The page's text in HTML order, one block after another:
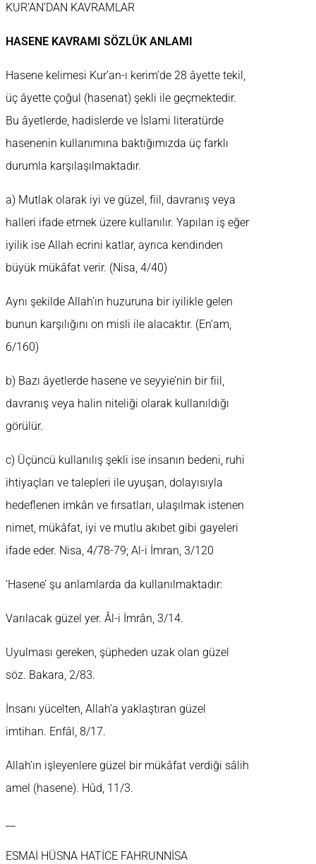
KUR’AN’DAN KAVRAMLAR
HASENE KAVRAMI SÖZLÜK ANLAMI
Hasene kelimesi Kur’an-ı kerim’de 28 âyette tekil,
üç âyette çoğul (hasenat) şekli ile geçmektedir.
Bu âyetlerde, hadislerde ve İslami literatürde
hasenenin kullanımına baktığımızda üç farklı
durumla karşılaşılmaktadır.
a) Mutlak olarak iyi ve güzel, fiil, davranış veya
halleri ifade etmek üzere kullanılır. Yapılan iş eğer
iyilik ise Allah ecrini katlar, ayrıca kendinden
büyük mükâfat verir. (Nisa, 4/40)
Aynı şekilde Allah’ın huzuruna bir iyilikle gelen
bunun karşılığını on misli ile alacaktır. (En’am,
6/160)
b) Bazı âyetlerde hasene ve seyyie’nin bir fiil,
davranış veya halin niteliği olarak kullanıldığı
görülür.
c) Üçüncü kullanılış şekli ise insanın bedeni, ruhi
ihtiyaçları ve talepleri ile uyuşan, dolayısıyla
hedeflenen imkân ve fırsatları, ulaşılmak istenen
nimet, mükâfat, iyi ve mutlu akıbet gibi gayeleri
ifade eder. Nisa, 4/78-79; Al-i İmran, 3/120
‘Hasene’ şu anlamlarda da kullanılmaktadır:
Varılacak güzel yer. Âl-i İmrân, 3/14.
Uyulması gereken, şüpheden uzak olan güzel
söz. Bakara, 2/83.
İnsanı yücelten, Allah’a yaklaştıran güzel
imtihan. Enfâl, 8/17.
Allah’ın işleyenlere güzel bir mükâfat verdiği sâlih
amel (hasene). Hûd, 11/3.
ESMAİ HÜSNA HATİCE FAHRUNNİSA